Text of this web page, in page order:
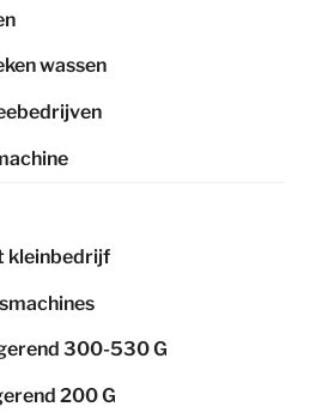
wassen
kleinbedrijf
300-530 G
200 G